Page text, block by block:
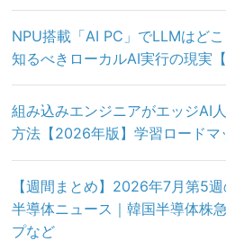
NPU搭載「AI PC」でLLMはど
知るべきローカルAI実行の現実
組み込みエンジニアがエッジAI
方法【2026年版】学習ロードマ
【週間まとめ】2026年7月第5
半導体ニュース｜韓国半導体株
プなど